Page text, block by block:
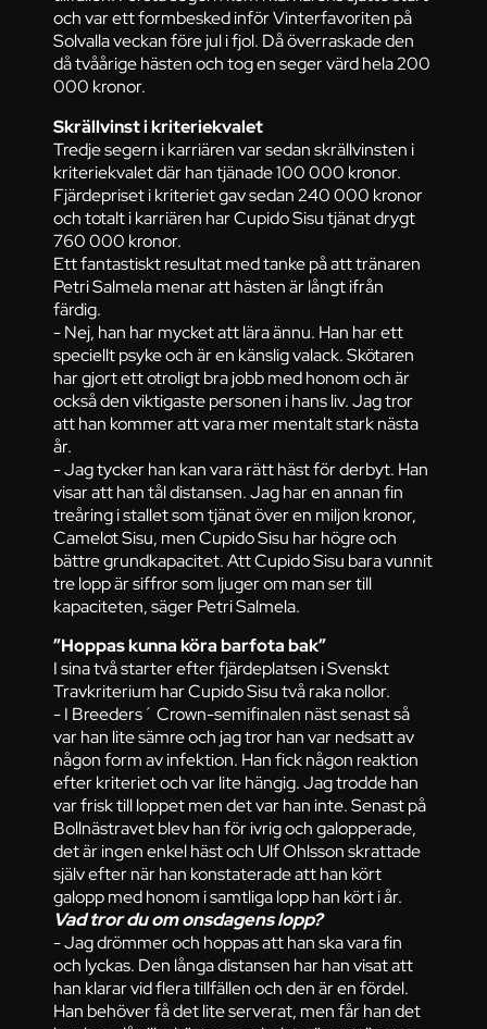
och var ett formbesked inför Vinterfavoriten på
Solvalla veckan före jul i fjol. Då överraskade den
då tvåårige hästen och tog en seger värd hela 200
000 kronor.
Skrällvinst i kriteriekvalet
Tredje segern i karriären var sedan skrällvinsten i
kriteriekvalet där han tjänade 100 000 kronor.
Fjärdepriset i kriteriet gav sedan 240 000 kronor
och totalt i karriären har Cupido Sisu tjänat drygt
760 000 kronor.
Ett fantastiskt resultat med tanke på att tränaren
Petri Salmela menar att hästen är långt ifrån
färdig.
- Nej, han har mycket att lära ännu. Han har ett
speciellt psyke och är en känslig valack. Skötaren
har gjort ett otroligt bra jobb med honom och är
också den viktigaste personen i hans liv. Jag tror
att han kommer att vara mer mentalt stark nästa
år.
- Jag tycker han kan vara rätt häst för derbyt. Han
visar att han tål distansen. Jag har en annan fin
treåring i stallet som tjänat över en miljon kronor,
Camelot Sisu, men Cupido Sisu har högre och
bättre grundkapacitet. Att Cupido Sisu bara vunnit
tre lopp är siffror som ljuger om man ser till
kapaciteten, säger Petri Salmela.
”Hoppas kunna köra barfota bak”
I sina två starter efter fjärdeplatsen i Svenskt
Travkriterium har Cupido Sisu två raka nollor.
- I Breeders´ Crown-semifinalen näst senast så
var han lite sämre och jag tror han var nedsatt av
någon form av infektion. Han fick någon reaktion
efter kriteriet och var lite hängig. Jag trodde han
var frisk till loppet men det var han inte. Senast på
Bollnästravet blev han för ivrig och galopperade,
det är ingen enkel häst och Ulf Ohlsson skrattade
själv efter när han konstaterade att han kört
galopp med honom i samtliga lopp han kört i år.
Vad tror du om onsdagens lopp?
- Jag drömmer och hoppas att han ska vara fin
och lyckas. Den långa distansen har han visat att
han klarar vid flera tillfällen och den är en fördel.
Han behöver få det lite serverat, men får han det